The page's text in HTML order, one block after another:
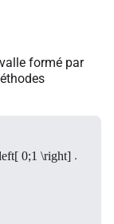
formé par
0;1 \right] .